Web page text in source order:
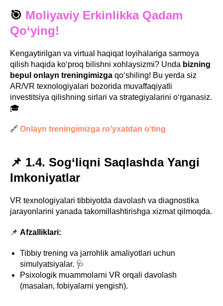
🎯 Moliyaviy Erkinlikka Qadam
Qo‘ying!
Kengaytirilgan va virtual haqiqat loyihalariga sarmoya
qilish haqida ko‘proq bilishni xohlaysizmi? Unda bizning
bepul onlayn treningimizga qo‘shiling! Bu yerda siz
AR/VR texnologiyalari bozorida muvaffaqiyatli
investitsiya qilishning sirlari va strategiyalarini o‘rganasiz.
🎓
🔗 Onlayn treningimizga ro‘yxatdan o‘ting
📌 1.4. Sog‘liqni Saqlashda Yangi
Imkoniyatlar
VR texnologiyalari tibbiyotda davolash va diagnostika
jarayonlarini yanada takomillashtirishga xizmat qilmoqda.
📌 Afzalliklari:
Tibbiy trening va jarrohlik amaliyotlari uchun
simulyatsiyalar. 🩺
Psixologik muammolarni VR orqali davolash
(masalan, fobiyalarni yengish).